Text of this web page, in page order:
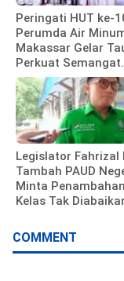
Peringati HUT ke-
Perumda Air
Makassar Gelar
Perkuat Semangat
Pengabdian
Legislator Fahrizal
Tambah PAUD
Minta
Kelas Tak
COMMENT